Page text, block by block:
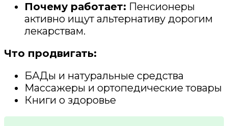
Почему работает: Пенсионеры
активно ищут альтернативу дорогим
лекарствам.
Что продвигать:
БАДы и натуральные средства
Массажеры и ортопедические товары
Книги о здоровье